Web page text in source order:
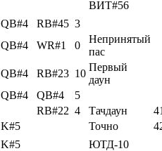
ВИТ#56
QB#4 RB#45 3
QB#4 WR#1 0
Непринятый
пас
QB#4 RB#23 10
Первый
даун
QB#4 QB#4
5
RB#22 4 Тачдаун
K#5 Точно
K#5
ЮТД-10